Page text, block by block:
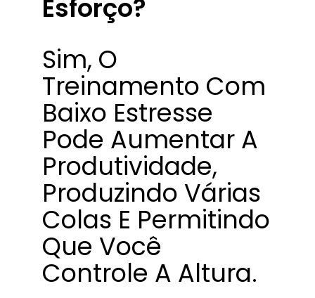
Esforço?
Sim, O
Treinamento Com
Baixo Estresse
Pode Aumentar A
Produtividade,
Produzindo Várias
Colas E Permitindo
Que Você
Controle A Altura.